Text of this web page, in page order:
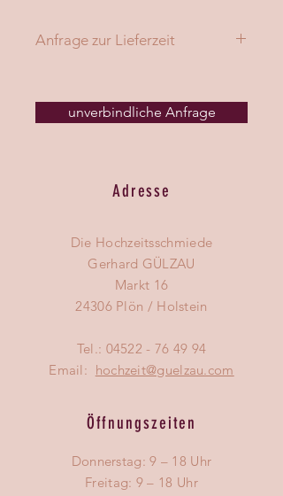
Anfrage zur Lieferzeit
(inkl. Telefonnummer) und die
unverbindliche Anfrage
Adresse
Die Hochzeitsschmiede
Gerhard GÜLZAU
Markt 16
24306 Plön / Holstein
Tel.: 04522 - 76 49 94
Email: hochzeit@guelzau.com
Öffnungszeiten
Donnerstag: 9 – 18 Uhr
Freitag: 9 – 18 Uhr